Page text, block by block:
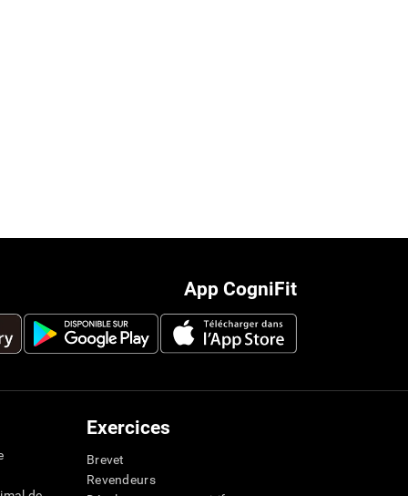
App CogniFit
Exercices
Brevet
Revendeurs